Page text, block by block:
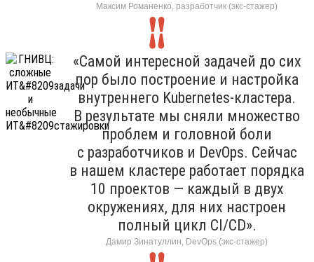
Максим Романенко, разработчик (экс-стажер)
«Самой интересной задачей до сих
пор было построение и настройка
внутреннего Kubernetes-кластера.
В результате мы сняли множество
проблем и головной боли
с разработчиков и DevOps. Сейчас
в нашем кластере работает порядка
10 проектов — каждый в двух
окружениях, для них настроен
полный цикл CI/CD».
Дамир Зинатуллин, DevOps (экс-стажер)